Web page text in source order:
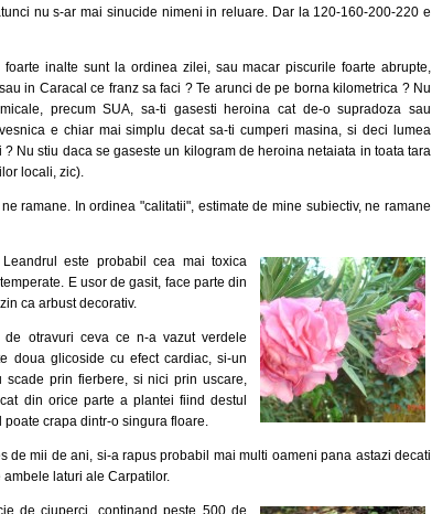
nu s-ar mai sinucide nimeni in reluare. Dar la 120-160-200-220 e
inalte sunt la ordinea zilei, sau macar piscurile foarte abrupte,
in Caracal ce franz sa faci ? Te arunci de pe borna kilometrica ? Nu
precum SUA, sa-ti gasesti heroina cat de-o supradoza sau
e chiar mai simplu decat sa-ti cumperi masina, si deci lumea
Nu stiu daca se gaseste un kilogram de heroina netaiata in toata tara
locali, zic).
ramane. In ordinea "calitatii", estimate de mine subiectiv, ne ramane
este probabil cea mai toxica
E usor de gasit, face parte din
ca arbust decorativ.
otravuri ceva ce n-a vazut verdele
doua glicoside cu efect cardiac, si-un
scade prin fierbere, si nici prin uscare,
din orice parte a plantei fiind destul
crapa dintr-o singura floare.
de mii de ani, si-a rapus probabil mai multi oameni pana astazi decati
laturi ale Carpatilor.
de ciuperci, continand peste 500 de